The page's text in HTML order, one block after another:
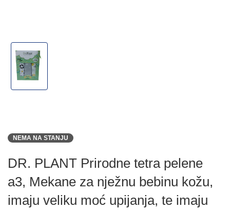
NEMA NA STANJU
DR. PLANT Prirodne tetra pelene
a3, Mekane za nježnu bebinu kožu,
imaju veliku moć upijanja, te imaju